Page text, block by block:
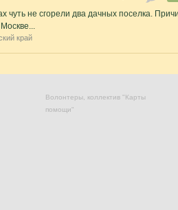
чуть не сгорели два дачных поселка.
край
Волонтеры, коллектив "Карты
помощи"